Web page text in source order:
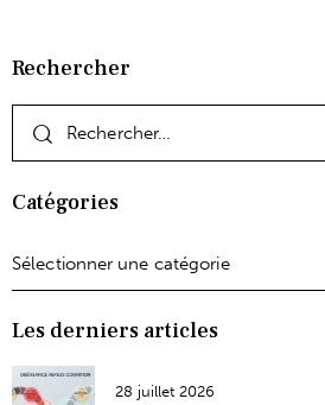
Rechercher
Catégories
Les derniers articles
28 juillet 2026